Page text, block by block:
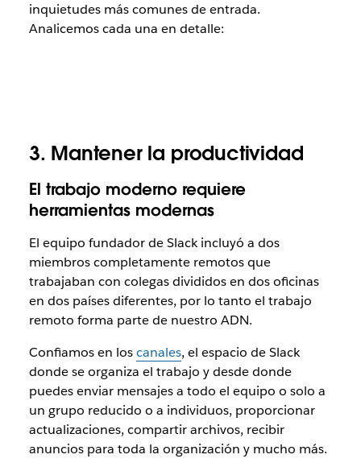
inquietudes más comunes de entrada.
Analicemos cada una en detalle:
3. Mantener la productividad
El trabajo moderno requiere
herramientas modernas
El equipo fundador de Slack incluyó a dos
miembros completamente remotos que
trabajaban con colegas divididos en dos oficinas
en dos países diferentes, por lo tanto el trabajo
remoto forma parte de nuestro ADN.
Confiamos en loscanales, el espacio de Slack
donde se organiza el trabajo y desde donde
puedes enviar mensajes a todo el equipo o solo a
un grupo reducido o a individuos, proporcionar
actualizaciones, compartir archivos, recibir
anuncios para toda la organización y mucho más.